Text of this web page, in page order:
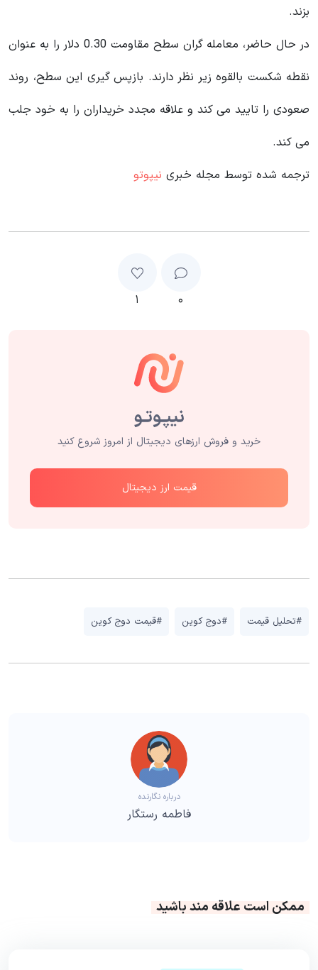
بزند.
در حال حاضر، معامله گران سطح مقاومت 0.30 دلار را به عنوان
نقطه شکست بالقوه زیر نظر دارند. بازپس گیری این سطح، روند
صعودی را تایید می کند و علاقه مجدد خریداران را به خود جلب
می کند.
ترجمه شده توسط مجله خبری نیپوتو
۰ ۱
خرید و فروش ارزهای دیجیتال از امروز شروع کنید
قیمت ارز دیجیتال
#تحلیل قیمت #دوج کوین #قیمت دوج کوین
درباره نگارنده
فاطمه رستگار
ممکن است علاقه مند باشید